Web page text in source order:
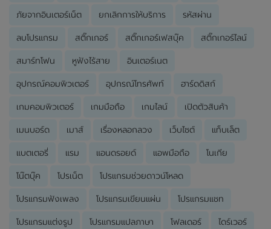
ภัยจากอินเตอร์เน็ต ยกเลิกการให้บริการ รหัสผ่าน
ลบโปรแกรม สติ๊กเกอร์ สติ๊กเกอร์เฟสบุ๊ค สติ๊กเกอร์ไลน์
สมาร์ทโฟน หูฟังไร้สาย อินเตอร์เนต
อุปกรณ์คอมพิวเตอร์ อุปกรณ์โทรศัพท์ ฮาร์ดดิสก์
เกมคอมพิวเตอร์ เกมมือถือ เกมไลน์ เปิดตัวสินค้า
เมนบอร์ด เมาส์ เรื่องหลอกลวง เว็บไซต์ แท็บเล็ต
แบตเตอรี่ แรม แอนดรอยด์ แอพมือถือ โนเกีย
โน๊ตบุ๊ค โปรเน็ต โปรแกรมช่วยดาวน์โหลด
โปรแกรมฟังเพลง โปรแกรมเขียนแผ่น โปรแกรมแชท
โปรแกรมแต่งรูป โปรแกรมแปลภาษา โฟลเดอร์ ไดร์เวอร์